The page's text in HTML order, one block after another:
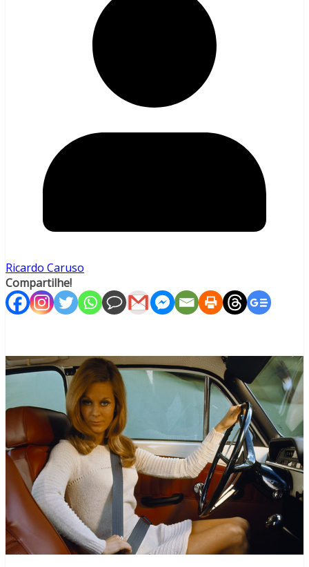
Ricardo Caruso
Compartilhe!